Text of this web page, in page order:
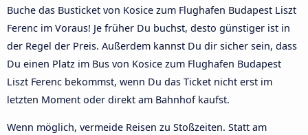
Buche das Busticket von Kosice zum Flughafen Budapest Liszt
Ferenc im Voraus! Je früher Du buchst, desto günstiger ist in
der Regel der Preis. Außerdem kannst Du dir sicher sein, dass
Du einen Platz im Bus von Kosice zum Flughafen Budapest
Liszt Ferenc bekommst, wenn Du das Ticket nicht erst im
letzten Moment oder direkt am Bahnhof kaufst.
Wenn möglich, vermeide Reisen zu Stoßzeiten. Statt am